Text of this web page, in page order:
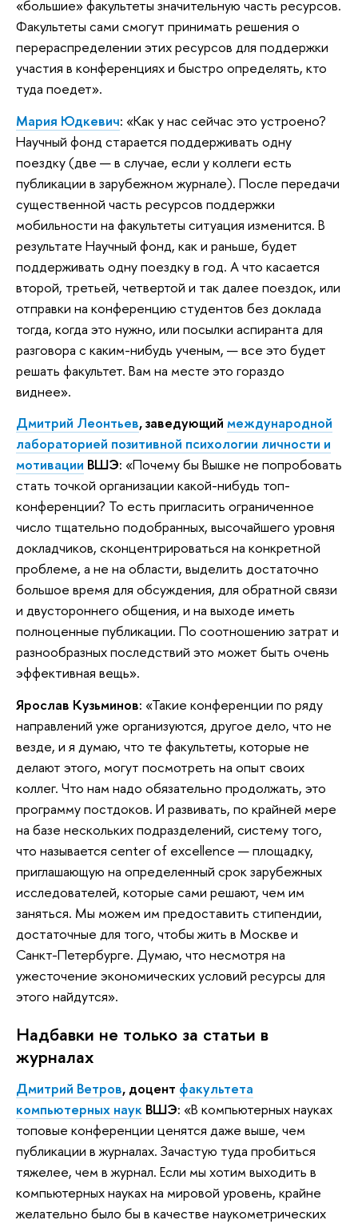
«большие» факультеты значительную часть ресурсов.
Факультеты сами смогут принимать решения о
перераспределении этих ресурсов для поддержки
участия в конференциях и быстро определять, кто
туда поедет».
Мария Юдкевич: «Как у нас сейчас это устроено?
Научный фонд старается поддерживать одну
поездку (две — в случае, если у коллеги есть
публикации в зарубежном журнале). После передачи
существенной часть ресурсов поддержки
мобильности на факультеты ситуация изменится. В
результате Научный фонд, как и раньше, будет
поддерживать одну поездку в год. А что касается
второй, третьей, четвертой и так далее поездок, или
отправки на конференцию студентов без доклада
тогда, когда это нужно, или посылки аспиранта для
разговора с каким-нибудь ученым, — все это будет
решать факультет. Вам на месте это гораздо
виднее».
Дмитрий Леонтьев, заведующий международной
лабораторией позитивной психологии личности и
мотивации ВШЭ: «Почему бы Вышке не попробовать
стать точкой организации какой-нибудь топ-
конференции? То есть пригласить ограниченное
число тщательно подобранных, высочайшего уровня
докладчиков, сконцентрироваться на конкретной
проблеме, а не на области, выделить достаточно
большое время для обсуждения, для обратной связи
и двустороннего общения, и на выходе иметь
полноценные публикации. По соотношению затрат и
разнообразных последствий это может быть очень
эффективная вещь».
Ярослав Кузьминов: «Такие конференции по ряду
направлений уже организуются, другое дело, что не
везде, и я думаю, что те факультеты, которые не
делают этого, могут посмотреть на опыт своих
коллег. Что нам надо обязательно продолжать, это
программу постдоков. И развивать, по крайней мере
на базе нескольких подразделений, систему того,
что называется center of excellence — площадку,
приглашающую на определенный срок зарубежных
исследователей, которые сами решают, чем им
заняться. Мы можем им предоставить стипендии,
достаточные для того, чтобы жить в Москве и
Санкт-Петербурге. Думаю, что несмотря на
ужесточение экономических условий ресурсы для
этого найдутся».
Надбавки не только за статьи в
журналах
Дмитрий Ветров, доцент факультета
компьютерных наук ВШЭ: «В компьютерных науках
топовые конференции ценятся даже выше, чем
публикации в журналах. Зачастую туда пробиться
тяжелее, чем в журнал. Если мы хотим выходить в
компьютерных науках на мировой уровень, крайне
желательно было бы в качестве наукометрических